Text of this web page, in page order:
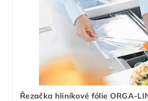
Řezačka hliníkové fólie ORGA-